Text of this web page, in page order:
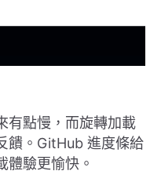
有點慢，而旋轉加載
饋。GitHub 進度條給
體驗更愉快。